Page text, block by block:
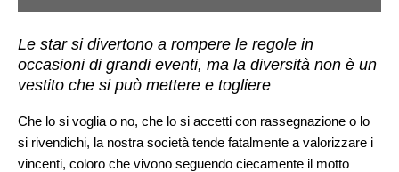
Le star si divertono a rompere le regole in
occasioni di grandi eventi, ma la diversità non è un
vestito che si può mettere e togliere
Che lo si voglia o no, che lo si accetti con rassegnazione o lo
si rivendichi, la nostra società tende fatalmente a valorizzare i
vincenti, coloro che vivono seguendo ciecamente il motto